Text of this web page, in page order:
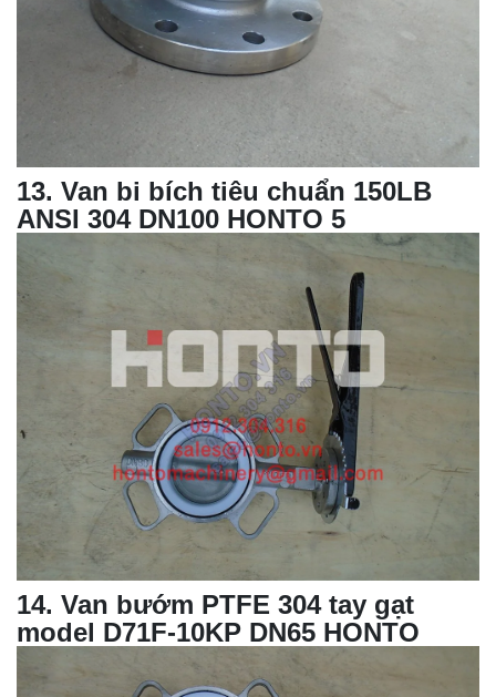
13. Van bi bích tiêu chuẩn 150LB
ANSI 304 DN100 HONTO 5
14. Van bướm PTFE 304 tay gạt
model D71F-10KP DN65 HONTO